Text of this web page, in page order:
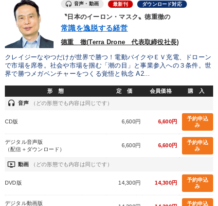
製造業
IT・サービス・金融業 コンサルタント
キーワード
お金の授業 採用 企業文化
※「更新」を押すと「テーマ」「キーワード」を更新いただけます。
ondemand_video 経営音声・動画を探す
全国経営者セミナー収録物以外の経営教材（全762タイトル）からお探
音声・動画 最新刊 ダウンロード対応
〝日本のイーロン・マスク〟徳重徹の
常識を逸脱する経営
德重 徹(Terra Drone 代表取締役社長)
クレイジーなやつだけが世界で勝つ！電動バイクやＥＶ充電、ドローン
で市場を席巻。社会や市場を掴む「潮の目」と事業参入への３条件。世
界で勝つメガベンチャーをつくる覚悟と執念 A2...
形 態 定 価 会員価格 購 入
headset 音声 （どの形態でも内容は同じです）
CD版 6,600円 6,600円
予約申込
み
デジタル音声版
（配信＋ダウンロード）
6,600円 6,600円
予約申込
み
ondemand_video 動画 （どの形態でも内容は同じです）
DVD版 14,300円 14,300円
予約申込
み
デジタル動画版
予約申込